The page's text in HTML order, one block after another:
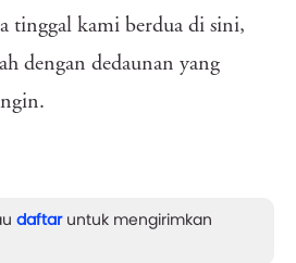
tinggal kami berdua di sini,
dengan dedaunan yang
daftaruntuk mengirimkan